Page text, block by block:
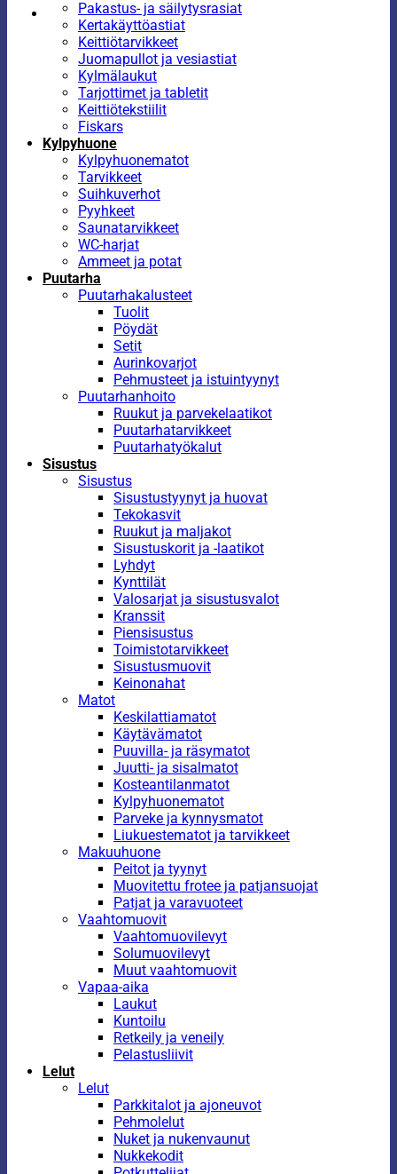
Pakastus- ja säilytysrasiat
Kertakäyttöastiat
Keittiötarvikkeet
Juomapullot ja vesiastiat
Kylmälaukut
Tarjottimet ja tabletit
Keittiötekstiilit
Fiskars
Kylpyhuone
Kylpyhuonematot
Tarvikkeet
Suihkuverhot
Pyyhkeet
Saunatarvikkeet
WC-harjat
Ammeet ja potat
Puutarha
Puutarhakalusteet
Tuolit
Pöydät
Setit
Aurinkovarjot
Pehmusteet ja istuintyynyt
Puutarhanhoito
Ruukut ja parvekelaatikot
Puutarhatarvikkeet
Puutarhatyökalut
Sisustus
Sisustus
Sisustustyynyt ja huovat
Tekokasvit
Ruukut ja maljakot
Sisustuskorit ja -laatikot
Lyhdyt
Kynttilät
Valosarjat ja sisustusvalot
Kranssit
Piensisustus
Toimistotarvikkeet
Sisustusmuovit
Keinonahat
Matot
Keskilattiamatot
Käytävämatot
Puuvilla- ja räsymatot
Juutti- ja sisalmatot
Kosteantilanmatot
Kylpyhuonematot
Parveke ja kynnysmatot
Liukuestematot ja tarvikkeet
Makuuhuone
Peitot ja tyynyt
Muovitettu frotee ja patjansuojat
Patjat ja varavuoteet
Vaahtomuovit
Vaahtomuovilevyt
Solumuovilevyt
Muut vaahtomuovit
Vapaa-aika
Laukut
Kuntoilu
Retkeily ja veneily
Pelastusliivit
Lelut
Lelut
Parkkitalot ja ajoneuvot
Pehmolelut
Nuket ja nukenvaunut
Nukkekodit